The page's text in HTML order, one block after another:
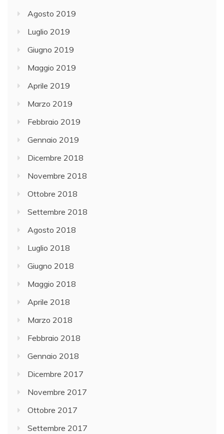
Agosto 2019
Luglio 2019
Giugno 2019
Maggio 2019
Aprile 2019
Marzo 2019
Febbraio 2019
Gennaio 2019
Dicembre 2018
Novembre 2018
Ottobre 2018
Settembre 2018
Agosto 2018
Luglio 2018
Giugno 2018
Maggio 2018
Aprile 2018
Marzo 2018
Febbraio 2018
Gennaio 2018
Dicembre 2017
Novembre 2017
Ottobre 2017
Settembre 2017